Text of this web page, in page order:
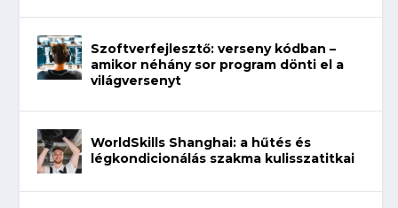
Szoftverfejlesztő: verseny kódban –
amikor néhány sor program dönti el a
világversenyt
WorldSkills Shanghai: a hűtés és
légkondicionálás szakma kulisszatitkai